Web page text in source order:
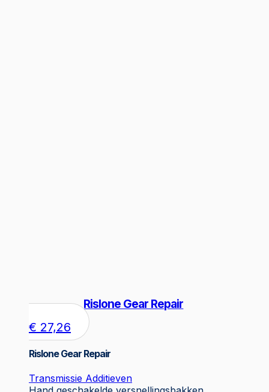
Rislone Gear Repair
€ 27,26
Rislone Gear Repair
Transmissie Additieven